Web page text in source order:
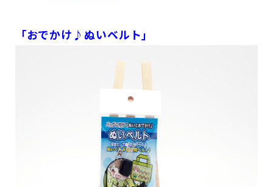
「おでかけ♪ぬいベルト」